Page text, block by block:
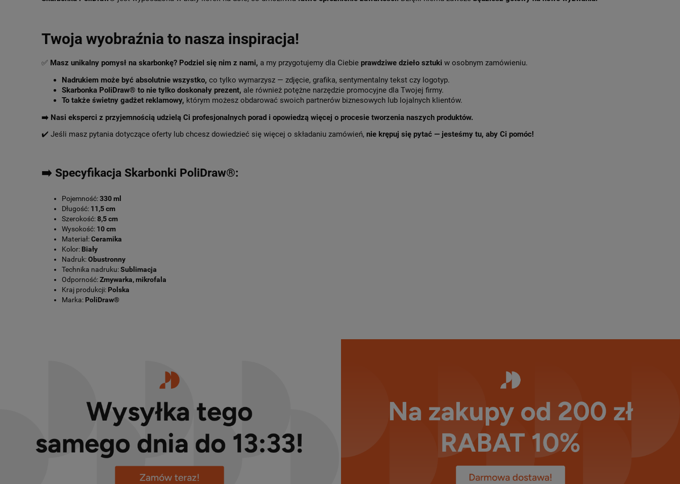
Twoja wyobraźnia to nasza inspiracja!
✅ Masz unikalny pomysł na skarbonkę? Podziel się nim z nami, a my przygotujemy dla Ciebie prawdziwe dzieło sztuki w osobnym zamówieniu.
Nadrukiem może być absolutnie wszystko, co tylko wymarzysz — zdjęcie, grafika, sentymentalny tekst czy logotyp.
Skarbonka PoliDraw® to nie tylko doskonały prezent, ale również potężne narzędzie promocyjne dla Twojej firmy.
To także świetny gadżet reklamowy, którym możesz obdarować swoich partnerów biznesowych lub lojalnych klientów.
➡️ Nasi eksperci z przyjemnością udzielą Ci profesjonalnych porad i opowiedzą więcej o procesie tworzenia naszych produktów.
✔️ Jeśli masz pytania dotyczące oferty lub chcesz dowiedzieć się więcej o składaniu zamówień, nie krępuj się pytać — jesteśmy tu, aby Ci pomóc!
➡️ Specyfikacja Skarbonki PoliDraw®:
Pojemność:330 ml
Długość: 11,5 cm
Szerokość:8,5 cm
Wysokość: 10 cm
Materiał:Ceramika
Kolor: Biały
Nadruk:Obustronny
Technika nadruku:Sublimacja
Odporność:Zmywarka, mikrofala
Kraj produkcji: Polska
Marka: PoliDraw®